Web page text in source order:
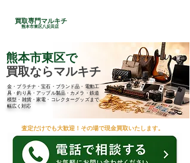
買取専門マルキチ
熊本市東区八反田店
熊本市東区で
買取ならマルキチ
金・プラチナ・宝石・ブランド品・電動工
具・釣り具・アップル製品・カメラ・鉄道
模型・雑貨・家電・コレクターグッズまで
幅広く対応
査定だけでも大歓迎！その場で現金買取いたします。